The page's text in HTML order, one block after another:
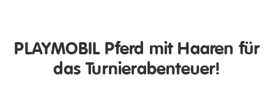
PLAYMOBIL Pferd mit Haaren für
das Turnierabenteuer!